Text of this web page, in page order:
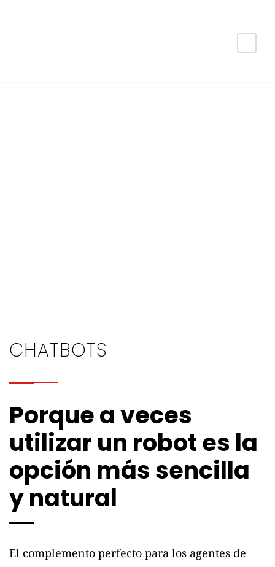
CHATBOTS
Porque a veces
utilizar un robot es la
opción más sencilla
y natural
El complemento perfecto para los agentes de